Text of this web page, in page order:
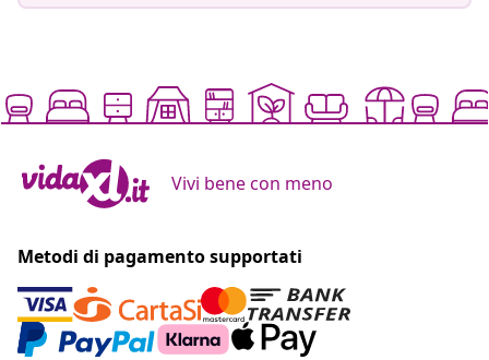
Vivi bene con meno
Metodi di pagamento supportati